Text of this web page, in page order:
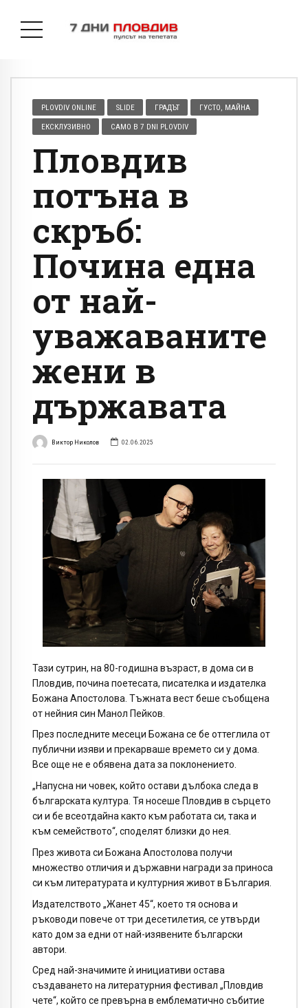
PLOVDIV ONLINE SLIDE ГРАДЪТ ГУСТО, МАЙНА
ЕКСКЛУЗИВНО САМО В 7 DNI PLOVDIV
Пловдив
потъна в
скръб:
Почина една
от най-
уважаваните
жени в
държавата
Виктор Николов 02.06.2025
Тази сутрин, на 80-годишна възраст, в дома си в
Пловдив, почина поетесата, писателка и издателка
Божана Апостолова. Тъжната вест беше съобщена
от нейния син Манол Пейков.
През последните месеци Божана се бе оттеглила от
публични изяви и прекарваше времето си у дома.
Все още не е обявена дата за поклонението.
„Напусна ни човек, който остави дълбока следа в
българската култура. Тя носеше Пловдив в сърцето
си и бе всеотдайна както към работата си, така и
към семейството“, споделят близки до нея.
През живота си Божана Апостолова получи
множество отличия и държавни награди за приноса
си към литературата и културния живот в България.
Издателството „Жанет 45“, което тя основа и
ръководи повече от три десетилетия, се утвърди
като дом за едни от най-изявените български
автори.
Сред най-значимите ѝ инициативи остава
създаването на литературния фестивал „Пловдив
чете“, който се превърна в емблематично събитие